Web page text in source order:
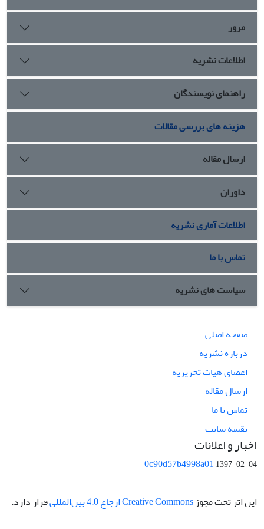
توجه قرار گرفت
مرور
اطلاعات نشریه
راهنمای نویسندگان
هزینه های بررسی مقالات
ارسال مقاله
داوران
اطلاعات آماری نشریه
تماس با ما
سیاست های نشریه
صفحه اصلی
درباره نشریه
اعضای هیات تحریریه
ارسال مقاله
تماس با ما
نقشه سایت
اخبار و اعلانات
0c90d57b4998a011397-02-04
این اثر تحت مجوز Creative Commons ارجاع 4.0 بین‌المللی قرار دارد.